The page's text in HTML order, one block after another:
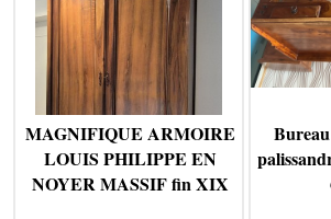
MAGNIFIQUE ARMOIRE
LOUIS PHILIPPE EN
NOYER MASSIF fin XIX